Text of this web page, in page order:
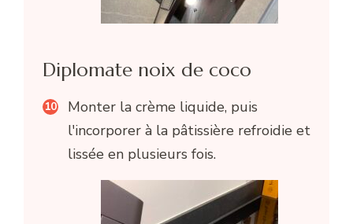
Diplomate noix de coco
Monter la crème liquide, puis
l'incorporer à la pâtissière refroidie et
lissée en plusieurs fois.